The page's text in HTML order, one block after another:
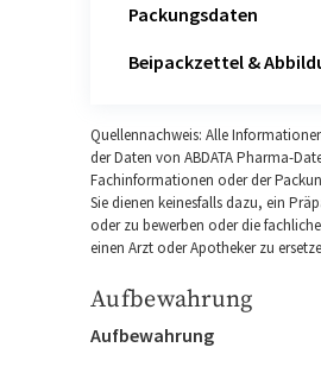
Packungsdaten
Beipackzettel &
Quellennachweis: Alle
der Daten von ABDATA Pharma-
Fachinformationen oder der
Sie dienen keinesfalls dazu, ein
oder zu bewerben oder die
einen Arzt oder Apotheker zu
Aufbewahrung
Aufbewahrung